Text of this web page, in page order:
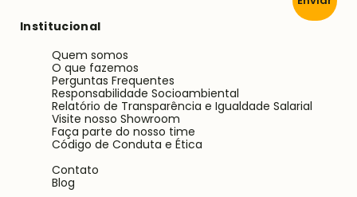
Institucional
Quem somos
O que fazemos
Perguntas Frequentes
Responsabilidade Socioambiental
Relatório de Transparência e Igualdade Salarial
Visite nosso Showroom
Faça parte do nosso time
Código de Conduta e Ética
Contato
Blog